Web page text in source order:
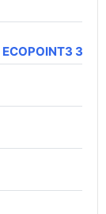
ECOPOINT3